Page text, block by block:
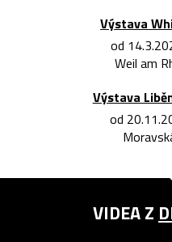
Výstava
od
Weil am
Výstava
od
VIDEA Z